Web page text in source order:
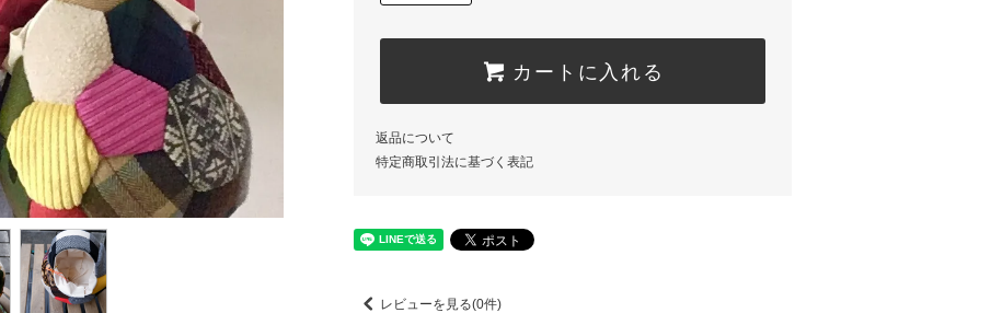
カートに入れる
返品について
特定商取引法に基づく表記
レビューを見る(0件)